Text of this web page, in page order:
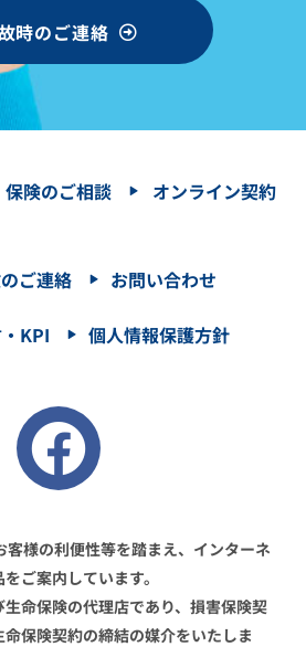
時のご連絡
保険のご相談
オンライン契約
ご連絡 お問い合わせ
KPI
個人情報保護方針
客様の利便性等を踏まえ、インターネ
ご案内しています。
生命保険の代理店であり、損害保険契
保険契約の締結の媒介をいたしま